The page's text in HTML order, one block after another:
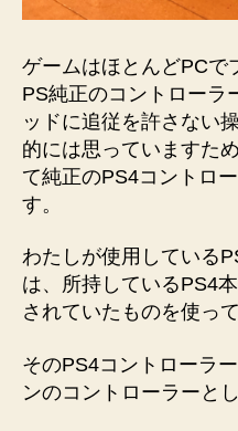
ゲームはほとんどPCで
PS純正のコントローラ
ッドに追従を許さない
的には思っていますた
て純正のPS4コントロ
す。
わたしが使用している
は、所持しているPS4
されていたものを使って
そのPS4コントローラ
ンのコントローラーと